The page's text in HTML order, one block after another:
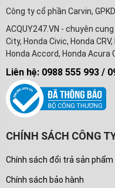
Công ty cổ phần Carvin,
ACQUY247.VN - chuyên
City, Honda Civic, Honda
Honda Accord, Honda Acura
Liên hệ: 0988 555 993 /
CHÍNH SÁCH CÔNG
Chính sách đổi trả sản phẩm
Chính sách bảo hành